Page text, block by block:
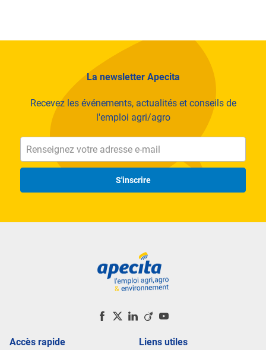
La newsletter Apecita
Recevez les événements, actualités et conseils de
l'emploi agri/agro
S'inscrire
Accès rapide Liens utiles